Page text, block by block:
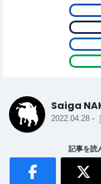
Saiga
2022.04.28 -
記事を読